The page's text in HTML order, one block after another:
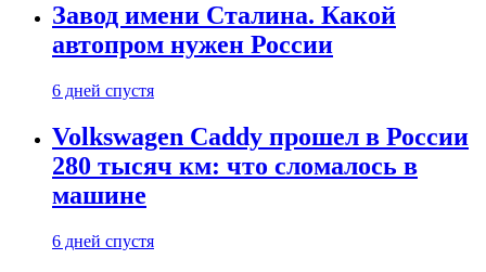
Завод имени Сталина. Какой
автопром нужен России
6 дней спустя
Volkswagen Caddy прошел в России
280 тысяч км: что сломалось в
машине
6 дней спустя